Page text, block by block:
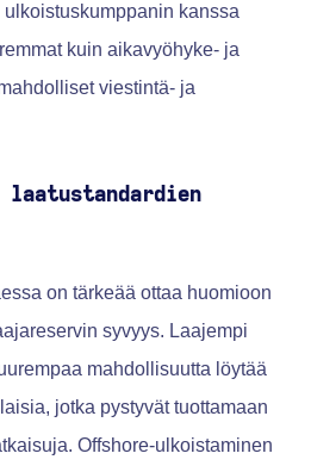
kanssa
kuin aikavyöhyke- ja
viestintä- ja
on tärkeää ottaa huomioon
syvyys. Laajempi
mahdollisuutta löytää
jotka pystyvät tuottamaan
Offshore-ulkoistaminen